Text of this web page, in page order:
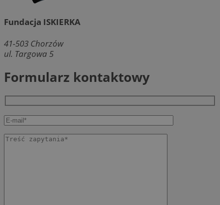
Fundacja ISKIERKA
41-503 Chorzów
ul. Targowa 5
Formularz kontaktowy